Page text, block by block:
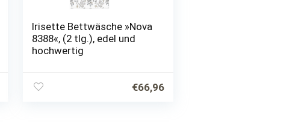
Irisette Bettwäsche »Nova
8388«, (2 tlg.), edel und
hochwertig
€66,96